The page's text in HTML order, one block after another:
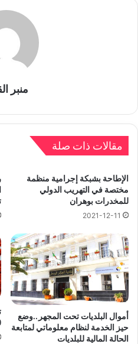
منبر
مقالات ذات صلة
الإطاحة بشبكة إجرامية منظمة
مختصة في التهريب الدولي
للمخدرات بوهران
2021-12-11
أموال البلديات تحت المجهر..وضع
حيز الخدمة لنظام معلوماتي لمتابعة
الحالة المالية للبلديات